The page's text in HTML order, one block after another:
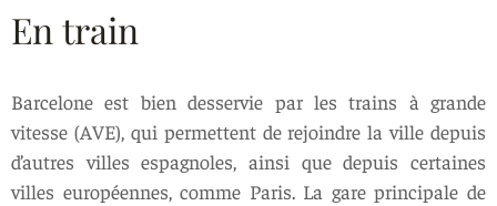
En train
Barcelone est bien desservie par les trains à grande
vitesse (AVE), qui permettent de rejoindre la ville depuis
d’autres villes espagnoles, ainsi que depuis certaines
villes européennes, comme Paris. La gare principale de